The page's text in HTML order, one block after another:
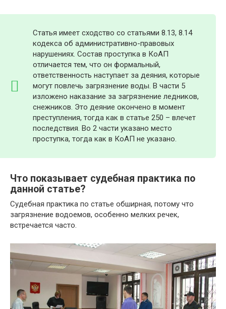
Статья имеет сходство со статьями 8.13, 8.14
кодекса об административно-правовых
нарушениях. Состав проступка в КоАП
отличается тем, что он формальный,
ответственность наступает за деяния, которые
могут повлечь загрязнение воды. В части 5
изложено наказание за загрязнение ледников,
снежников. Это деяние окончено в момент
преступления, тогда как в статье 250 – влечет
последствия. Во 2 части указано место
проступка, тогда как в КоАП не указано.
Что показывает судебная практика по
данной статье?
Судебная практика по статье обширная, потому что
загрязнение водоемов, особенно мелких речек,
встречается часто.